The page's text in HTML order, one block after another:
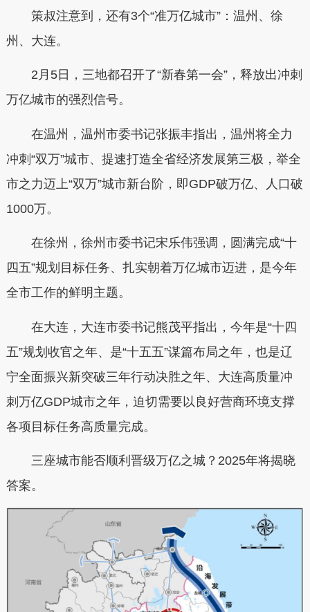
策叔注意到，还有3个“准万亿城市”： 温州、徐
州、大连。
2月5日，三地都召开了“新春第一会”，释放出冲刺
万亿城市的强烈信号。
在温州，温州市委书记张振丰指出，温州将全力
冲刺“双万”城市、提速打造全省经济发展第三极，举全
市之力迈上“双万”城市新台阶，即GDP破万亿、人口破
1000万。
在徐州，徐州市委书记宋乐伟强调，圆满完成“十
四五”规划目标任务、扎实朝着万亿城市迈进，是今年
全市工作的鲜明主题。
在大连，大连市委书记熊茂平指出，今年是“十四
五”规划收官之年、是“十五五”谋篇布局之年，也是辽
宁全面振兴新突破三年行动决胜之年、大连高质量冲
刺万亿GDP城市之年，迫切需要以良好营商环境支撑
各项目标任务高质量完成。
三座城市能否顺利晋级万亿之城？2025年将揭晓
答案。